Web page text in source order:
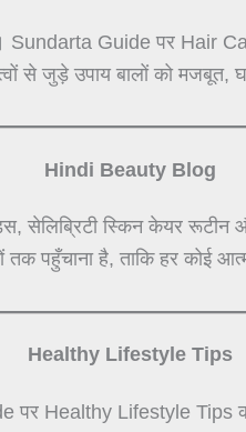
Guide पर Hair
से जुड़े उपाय बालों को मजबूत,
Hindi Beauty Blog
स्किन केयर रूटीन और
पहुँचाना है, ताकि हर कोई
Healthy Lifestyle Tips
Lifestyle Tips को